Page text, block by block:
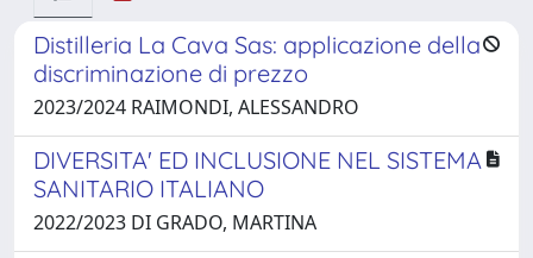
Distilleria La Cava Sas: applicazione della
discriminazione di prezzo
2023/2024 RAIMONDI, ALESSANDRO
DIVERSITA' ED INCLUSIONE NEL SISTEMA
SANITARIO ITALIANO
2022/2023 DI GRADO, MARTINA